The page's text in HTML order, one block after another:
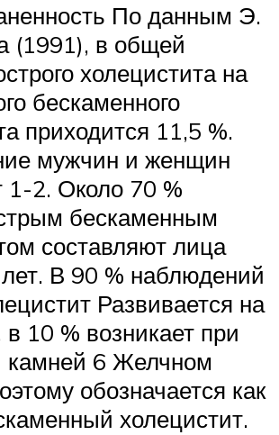
По данным Э.
(1991), в общей
холецистита на
бескаменного
приходится 11,5 %.
мужчин и женщин
1-2. Около 70 %
бескаменным
составляют лица
В 90 % наблюдений
Развивается на
10 % возникает при
камней 6 Желчном
обозначается как
холецистит.